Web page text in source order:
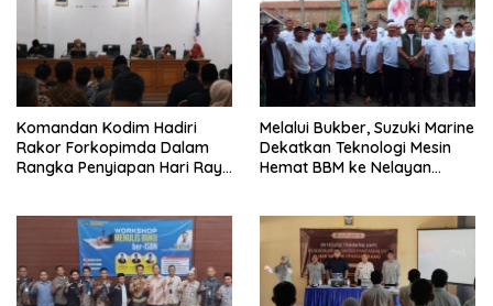
Komandan Kodim Hadiri
Rakor Forkopimda Dalam
Rangka Penyiapan Hari Raya
Melalui Bukber, Suzuki Marine
Dekatkan Teknologi Mesin
Hemat BBM ke Nelayan